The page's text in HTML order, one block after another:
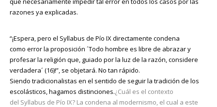
razones ya explicadas.
“¡Espera, pero el Syllabus de Pío IX directamente condena
como error la proposición ´Todo hombre es libre de abrazar y
profesar la religión que, guiado por la luz de la razón, considere
verdadera´ (16)!”, se objetará. No tan rápido.
Siendo tradicionalistas en el sentido de seguir la tradición de los
escolásticos, hagamos distinciones.¿Cuál es el contexto
del Syllabus de Pío IX? La condena al modernismo, el cual a este